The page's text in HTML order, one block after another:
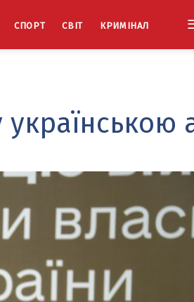
СПОРТ СВІТ КРИМІНАЛ